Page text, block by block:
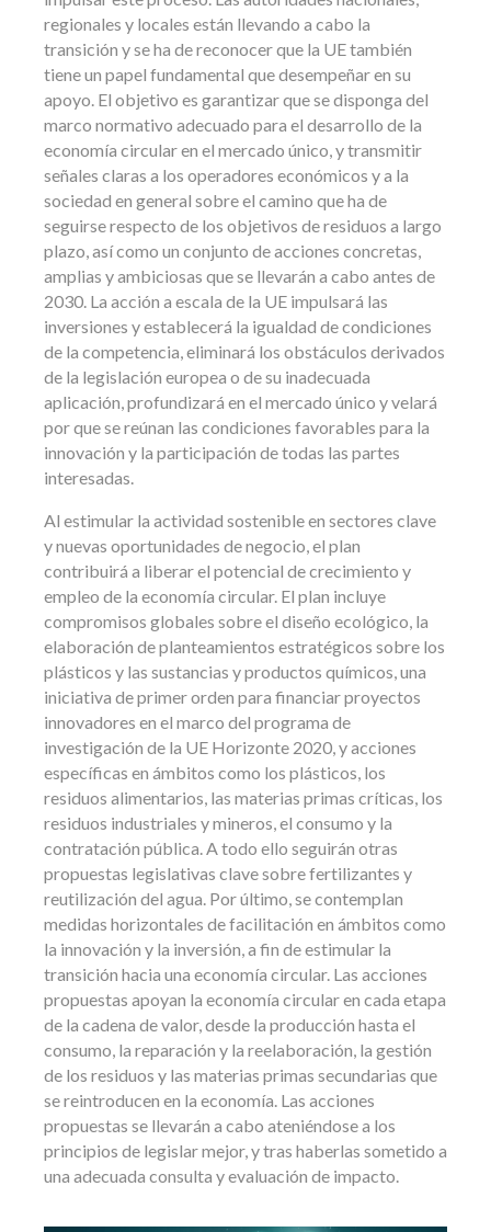
regionales y locales están llevando a cabo la
transición y se ha de reconocer que la UE también
tiene un papel fundamental que desempeñar en su
apoyo. El objetivo es garantizar que se disponga del
marco normativo adecuado para el desarrollo de la
economía circular en el mercado único, y transmitir
señales claras a los operadores económicos y a la
sociedad en general sobre el camino que ha de
seguirse respecto de los objetivos de residuos a largo
plazo, así como un conjunto de acciones concretas,
amplias y ambiciosas que se llevarán a cabo antes de
2030. La acción a escala de la UE impulsará las
inversiones y establecerá la igualdad de condiciones
de la competencia, eliminará los obstáculos derivados
de la legislación europea o de su inadecuada
aplicación, profundizará en el mercado único y velará
por que se reúnan las condiciones favorables para la
innovación y la participación de todas las partes
interesadas.
Al estimular la actividad sostenible en sectores clave
y nuevas oportunidades de negocio, el plan
contribuirá a liberar el potencial de crecimiento y
empleo de la economía circular. El plan incluye
compromisos globales sobre el diseño ecológico, la
elaboración de planteamientos estratégicos sobre los
plásticos y las sustancias y productos químicos, una
iniciativa de primer orden para financiar proyectos
innovadores en el marco del programa de
investigación de la UE Horizonte 2020, y acciones
específicas en ámbitos como los plásticos, los
residuos alimentarios, las materias primas críticas, los
residuos industriales y mineros, el consumo y la
contratación pública. A todo ello seguirán otras
propuestas legislativas clave sobre fertilizantes y
reutilización del agua. Por último, se contemplan
medidas horizontales de facilitación en ámbitos como
la innovación y la inversión, a fin de estimular la
transición hacia una economía circular. Las acciones
propuestas apoyan la economía circular en cada etapa
de la cadena de valor, desde la producción hasta el
consumo, la reparación y la reelaboración, la gestión
de los residuos y las materias primas secundarias que
se reintroducen en la economía. Las acciones
propuestas se llevarán a cabo ateniéndose a los
principios de legislar mejor, y tras haberlas sometido a
una adecuada consulta y evaluación de impacto.